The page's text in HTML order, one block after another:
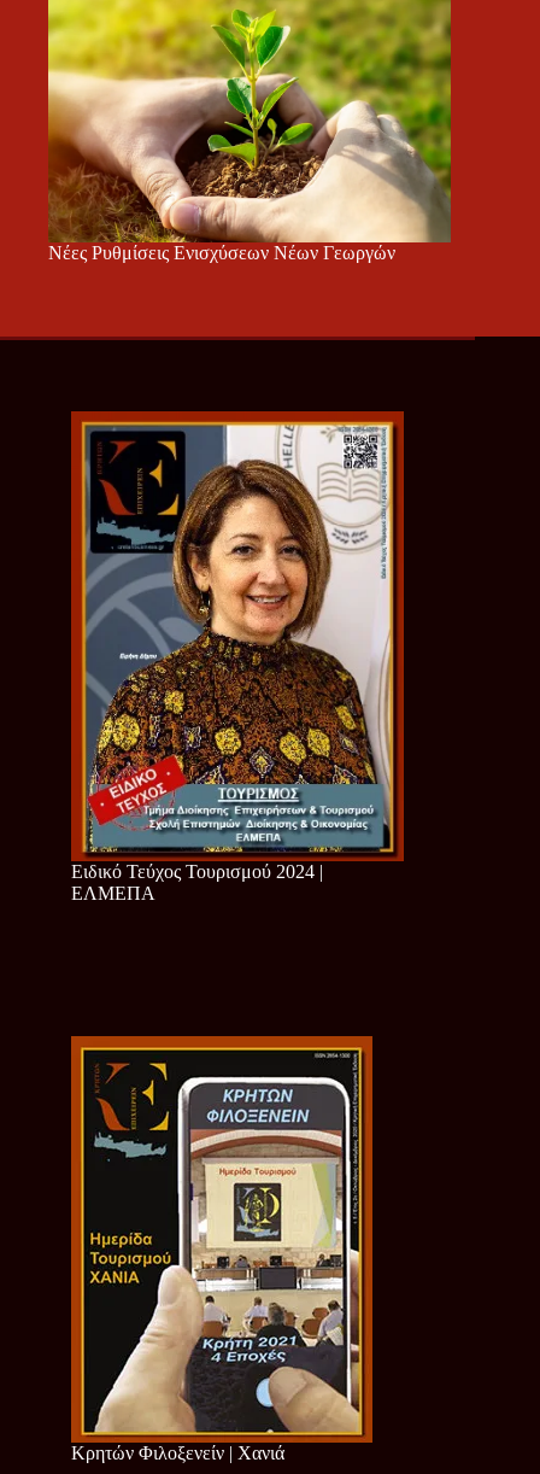
Νέες Ρυθμίσεις Ενισχύσεων Νέων Γεωργών
Ειδικό Τεύχος Τουρισμού 2024 |
ΕΛΜΕΠΑ
Κρητών Φιλοξενείν | Χανιά